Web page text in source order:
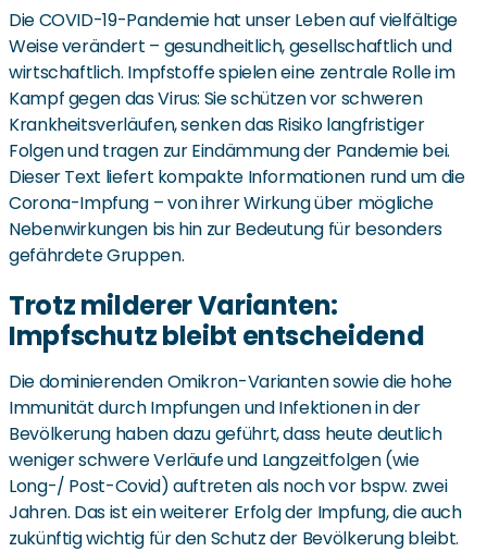
Die COVID-19-Pandemie hat unser Leben auf vielfältige
Weise verändert – gesundheitlich, gesellschaftlich und
wirtschaftlich. Impfstoffe spielen eine zentrale Rolle im
Kampf gegen das Virus: Sie schützen vor schweren
Krankheitsverläufen, senken das Risiko langfristiger
Folgen und tragen zur Eindämmung der Pandemie bei.
Dieser Text liefert kompakte Informationen rund um die
Corona-Impfung – von ihrer Wirkung über mögliche
Nebenwirkungen bis hin zur Bedeutung für besonders
gefährdete Gruppen.
Trotz milderer Varianten:
Impfschutz bleibt entscheidend
Die dominierenden Omikron-Varianten sowie die hohe
Immunität durch Impfungen und Infektionen in der
Bevölkerung haben dazu geführt, dass heute deutlich
weniger schwere Verläufe und Langzeitfolgen (wie
Long-/ Post-Covid) auftreten als noch vor bspw. zwei
Jahren. Das ist ein weiterer Erfolg der Impfung, die auch
zukünftig wichtig für den Schutz der Bevölkerung bleibt.